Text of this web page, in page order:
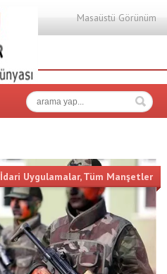
Masaüstü Görünüm
İdari Uygulamalar,Tüm Manşetler